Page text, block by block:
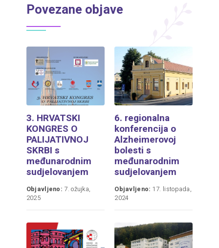
Povezane objave
3. HRVATSKI
KONGRES O
PALIJATIVNOJ
SKRBI s
međunarodnim
sudjelovanjem
Objavljeno: 7. ožujka,
2025
6. regionalna
konferencija o
Alzheimerovoj
bolesti s
međunarodnim
sudjelovanjem
Objavljeno: 17. listopada,
2024